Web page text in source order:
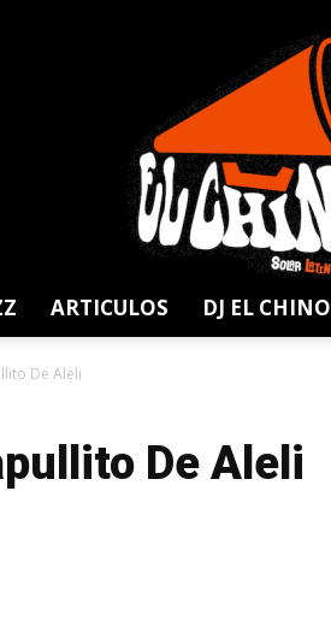
ARTICULOS DJ EL CHINO
De Aleli
De Aleli